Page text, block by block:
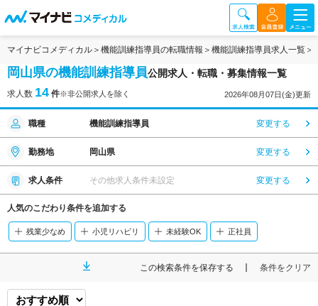
マイナビコメディカル 機能訓練指導員の転職情報 機能訓練指導員求人一覧
岡山県の機能訓練指導員公開求人・転職・募集情報一覧
求人数 14 件※非公開求人を除く 2026年08月07日(金)更新
職種 機能訓練指導員 変更する
勤務地 岡山県 変更する
求人条件 その他求人条件未設定 変更する
人気のこだわり条件を追加する
残業少なめ 小児リハビリ 未経験OK 正社員
この検索条件を保存する 条件をクリア